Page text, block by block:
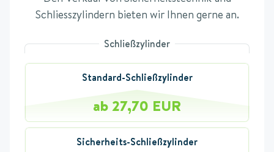
Schliesszylindern bieten wir Ihnen gerne an.
Schließzylinder
Standard-Schließzylinder
ab 27,70 EUR
Sicherheits-Schließzylinder